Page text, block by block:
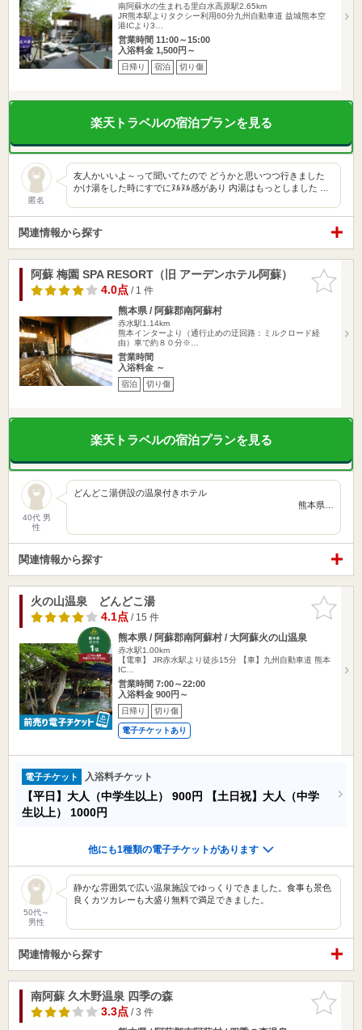
南阿蘇水の生まれる里白水高原駅2.65km
JR熊本駅よりタクシー利用60分九州自動車道 益城熊本空
港ICより3…
営業時間 11:00～15:00
入浴料金 1,500円～
日帰り 宿泊 切り傷
楽天トラベルの宿泊プランを見る
匿名
友人かいいよ～って聞いてたので どうかと思いつつ行きました
かけ湯をした時にすでにﾇﾙﾇﾙ感があり 内湯はもっとしました …
関連情報から探す
お気に入
りに追加
阿蘇 梅園 SPA RESORT（旧 アーデンホテル阿蘇）
4.0点/ 1 件
熊本県 / 阿蘇郡南阿蘇村
赤水駅1.14km
熊本インターより（通行止めの迂回路：ミルクロード経
由）車で約８０分※…
営業時間
入浴料金 ～
宿泊 切り傷
楽天トラベルの宿泊プランを見る
40代 男
性
どんどこ湯併設の温泉付きホテル
熊本県…
関連情報から探す
お気に入
りに追加
火の山温泉 どんどこ湯
4.1点/ 15 件
熊本県 / 阿蘇郡南阿蘇村 / 大阿蘇火の山温泉
赤水駅1.00km
【電車】 JR赤水駅より徒歩15分 【車】九州自動車道 熊本
IC…
営業時間 7:00～22:00
入浴料金 900円～
日帰り 切り傷
電子チケットあり
電子チケット 入浴料チケット
【平日】大人（中学生以上） 900円
【土日祝】大人（中学
生以上） 1000円
他にも1種類の電子チケットがあります
50代～
男性
静かな雰囲気で広い温泉施設でゆっくりできました。食事も景色
良くカツカレーも大盛り無料で満足できました。
関連情報から探す
お気に入
りに追加
南阿蘇 久木野温泉 四季の森
3.3点/ 3 件